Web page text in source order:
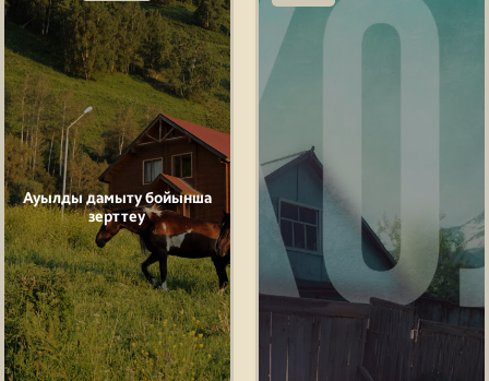
Ауылды дамыту бойынша
зерттеу